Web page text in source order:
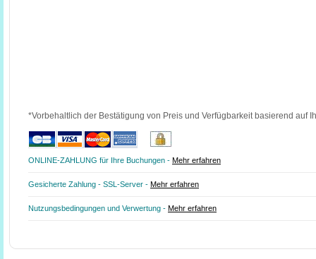
*Vorbehaltlich der Bestätigung von Preis und Verfügbarkeit basierend auf
ONLINE-ZAHLUNG für Ihre Buchungen - Mehr erfahren
Gesicherte Zahlung - SSL-Server - Mehr erfahren
Nutzungsbedingungen und Verwertung - Mehr erfahren